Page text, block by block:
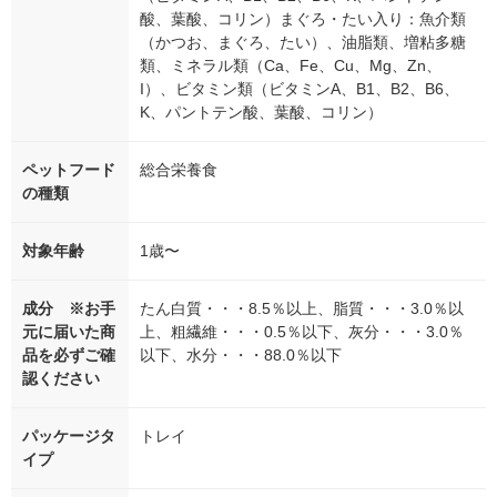
酸、葉酸、コリン）まぐろ・たい入り：魚介類
（かつお、まぐろ、たい）、油脂類、増粘多糖
類、ミネラル類（Ca、Fe、Cu、Mg、Zn、
I）、ビタミン類（ビタミンA、B1、B2、B6、
K、パントテン酸、葉酸、コリン）
ペットフード
の種類
総合栄養食
対象年齢 1歳〜
成分 ※お手
元に届いた商
品を必ずご確
認ください
たん白質・・・8.5％以上、脂質・・・3.0％以
上、粗繊維・・・0.5％以下、灰分・・・3.0％
以下、水分・・・88.0％以下
パッケージタ
イプ
トレイ